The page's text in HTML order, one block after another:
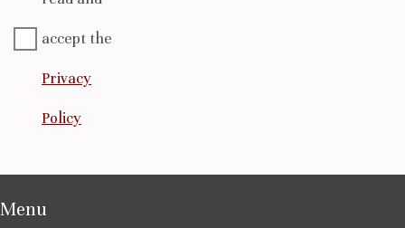
accept the
Privacy
Policy
Menu